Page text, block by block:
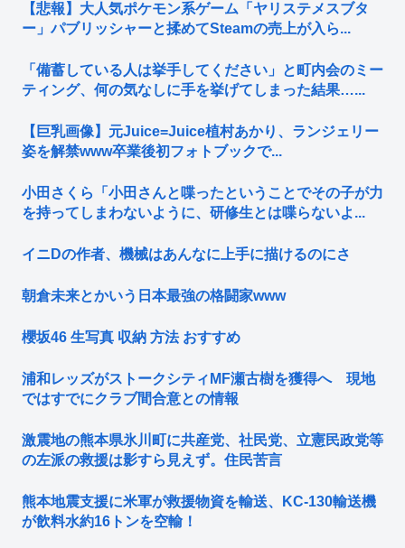
【悲報】大人気ポケモン系ゲーム「ヤリステメスブタ
ー」パブリッシャーと揉めてSteamの売上が入ら...
「備蓄している人は挙手してください」と町内会のミー
ティング、何の気なしに手を挙げてしまった結果…...
【巨乳画像】元Juice=Juice植村あかり、ランジェリー
姿を解禁www卒業後初フォトブックで...
小田さくら「小田さんと喋ったということでその子が力
を持ってしまわないように、研修生とは喋らないよ...
イニDの作者、機械はあんなに上手に描けるのにさ
朝倉未来とかいう日本最強の格闘家www
櫻坂46 生写真 収納 方法 おすすめ
浦和レッズがストークシティMF瀬古樹を獲得へ 現地
ではすでにクラブ間合意との情報
激震地の熊本県氷川町に共産党、社民党、立憲民政党等
の左派の救援は影すら見えず。住民苦言
熊本地震支援に米軍が救援物資を輸送、KC-130輸送機
が飲料水約16トンを空輸！